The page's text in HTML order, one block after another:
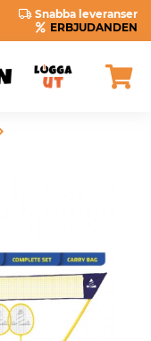
Snabba leveranser
ERBJUDANDEN